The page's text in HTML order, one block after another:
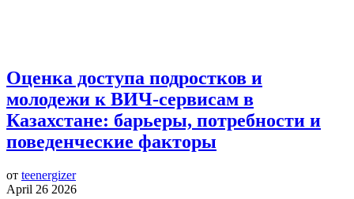
Оценка доступа подростков и
молодежи к ВИЧ-сервисам в
Казахстане: барьеры, потребности и
поведенческие факторы
от teenergizer
April 26 2026